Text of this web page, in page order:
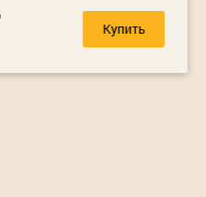
Купить